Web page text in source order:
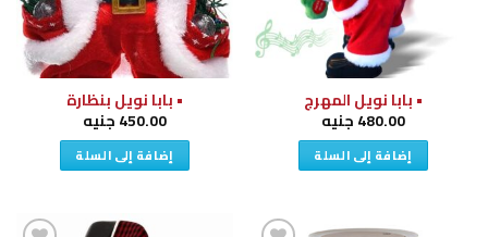
• بابا نويل المهرج
480.00جنيه
إضافة إلى السلة
• بابا نويل بنظارة
450.00جنيه
إضافة إلى السلة